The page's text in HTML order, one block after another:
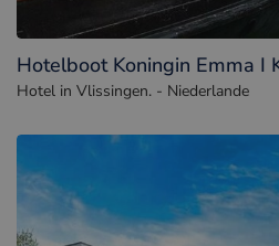
Hotelboot Koningin Emma I
Hotel in Vlissingen. - Niederlande